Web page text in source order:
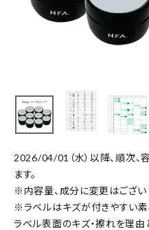
2026/04/01（水）以降、順次、
ます。
※内容量、成分に変更はござい
※ラベルはキズが付きやすい素
ラベル表面のキズ・擦れを理